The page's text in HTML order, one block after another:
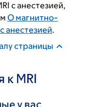
с анестезией,
О магнитно-
анестезией.
страницы
к MRI
у вас